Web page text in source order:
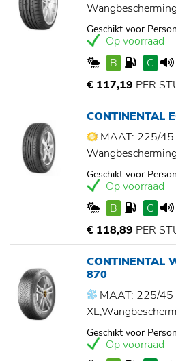
Geschikt voor
Op voorraad
B
C
€ 117,19 PER
CONTINENTAL
MAAT: 225/
Geschikt voor
Op voorraad
B
C
€ 118,89 PER
CONTINENTAL
870
MAAT: 225/45
Geschikt voor
Op voorraad